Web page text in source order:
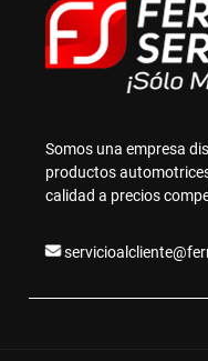
Somos una empresa
productos
calidad a precios